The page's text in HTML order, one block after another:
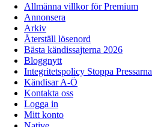
Allmänna villkor för Premium
Annonsera
Arkiv
Återställ lösenord
Bästa kändissajterna 2026
Bloggnytt
Integritetspolicy Stoppa Pressarna
Kändisar A-Ö
Kontakta oss
Logga in
Mitt konto